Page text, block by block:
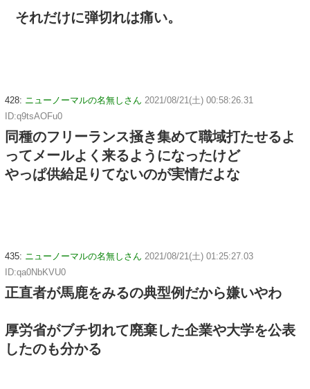
それだけに弾切れは痛い。
428: ニューノーマルの名無しさん 2021/08/21(土) 00:58:26.31
ID:q9tsAOFu0
同種のフリーランス掻き集めて職域打たせるよ
ってメールよく来るようになったけど
やっぱ供給足りてないのが実情だよな
435: ニューノーマルの名無しさん 2021/08/21(土) 01:25:27.03
ID:qa0NbKVU0
正直者が馬鹿をみるの典型例だから嫌いやわ
厚労省がブチ切れて廃棄した企業や大学を公表
したのも分かる